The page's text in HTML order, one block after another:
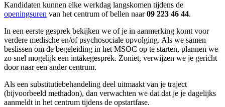
Kandidaten kunnen elke werkdag langskomen tijdens de
openingsuren van het centrum of bellen naar09 223 46 44.
In een eerste gesprek bekijken we of je in aanmerking komt voor
verdere medische en/of psychosociale opvolging. Als we samen
beslissen om de begeleiding in het MSOC op te starten, plannen we
zo snel mogelijk een intakegesprek. Zoniet, verwijzen we je gericht
door naar een ander centrum.
Als een substitutiebehandeling deel uitmaakt van je traject
(bijvoorbeeld methadon), dan verwachten we dat dat je je dagelijks
aanmeldt in het centrum tijdens de opstartfase.